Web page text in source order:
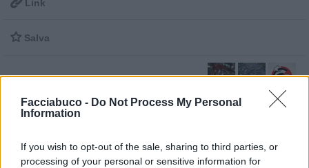
Facciabuco - Do Not Process My Personal
Information
If you wish to opt-out of the sale, sharing to third parties, or
processing of your personal or sensitive information for
Link
 Salva
Traffico·Ingorgo nel traffico·No cellulare alla guida